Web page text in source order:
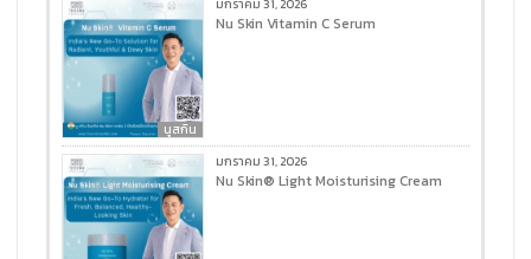
นูสกิน
มกราคม 31, 2026
Nu Skin Vitamin C Serum
มกราคม 31, 2026
Nu Skin® Light Moisturising Cream